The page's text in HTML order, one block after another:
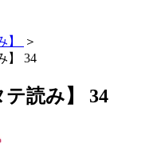
＞
】 34
読み】 34